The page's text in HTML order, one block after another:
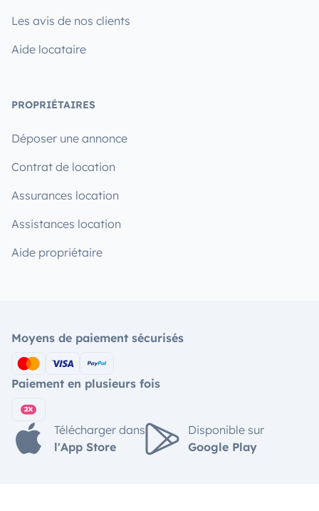
Les avis de nos clients
Aide locataire
PROPRIÉTAIRES
Déposer une annonce
Contrat de location
Assurances location
Assistances location
Aide propriétaire
Moyens de paiement sécurisés
Paiement en plusieurs fois
Télécharger dans
l'App Store
Disponible sur
Google Play